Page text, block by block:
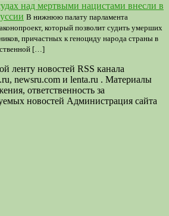
над мертвыми нацистами внесли в
В нижнюю палату парламента
который позволит судить умерших
причастных к геноциду народа страны в
[…]
ленту новостей RSS канала
newsru.com и lenta.ru . Материалы
ответственность за
новостей Администрация сайта